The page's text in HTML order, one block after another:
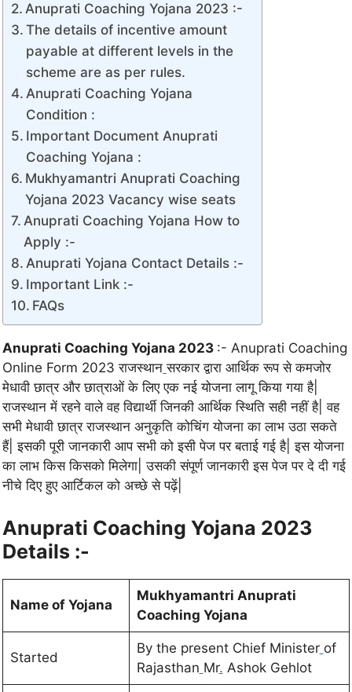
Anuprati Coaching Yojana 2023 :-
The details of incentive amount
payable at different levels in the
scheme are as per rules.
Anuprati Coaching Yojana
Condition :
Important Document Anuprati
Coaching Yojana :
Mukhyamantri Anuprati Coaching
Yojana 2023 Vacancy wise seats
Anuprati Coaching Yojana How to
Apply :-
Anuprati Yojana Contact Details :-
Important Link :-
FAQs
Anuprati Coaching Yojana 2023 :- Anuprati Coaching
Online Form 2023 राजस्थान सरकार द्वारा आर्थिक रूप से कमजोर
मेधावी छात्र और छात्राओं के लिए एक नई योजना लागू किया गया है|
राजस्थान में रहने वाले वह विद्यार्थी जिनकी आर्थिक स्थिति सही नहीं है| वह
सभी मेधावी छात्र राजस्थान अनुकृति कोचिंग योजना का लाभ उठा सकते
हैं| इसकी पूरी जानकारी आप सभी को इसी पेज पर बताई गई है| इस योजना
का लाभ किस किसको मिलेगा| उसकी संपूर्ण जानकारी इस पेज पर दे दी गई
नीचे दिए हुए आर्टिकल को अच्छे से पढ़ें|
Anuprati Coaching Yojana 2023
Details :-
Name of Yojana
Mukhyamantri Anuprati
Coaching Yojana
Started
By the present Chief Minister of
Rajasthan Mr. Ashok Gehlot